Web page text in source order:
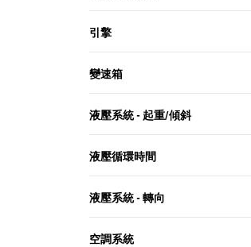
引擎
變速箱
液壓系統 - 起重/傾斜
液壓循環時間
液壓系統 - 轉向
空調系統